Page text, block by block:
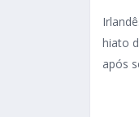
hiato
após